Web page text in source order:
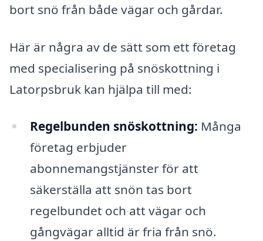
bort snö från både vägar och gårdar.
Här är några av de sätt som ett företag
med specialisering på snöskottning i
Latorpsbruk kan hjälpa till med:
Regelbunden snöskottning: Många
företag erbjuder
abonnemangstjänster för att
säkerställa att snön tas bort
regelbundet och att vägar och
gångvägar alltid är fria från snö.